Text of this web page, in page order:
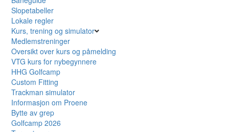
Slopetabeller
Lokale regler
Kurs, trening og simulator
Medlemstreninger
Oversikt over kurs og påmelding
VTG kurs for nybegynnere
HHG Golfcamp
Custom Fitting
Trackman simulator
Informasjon om Proene
Bytte av grep
Golfcamp 2026